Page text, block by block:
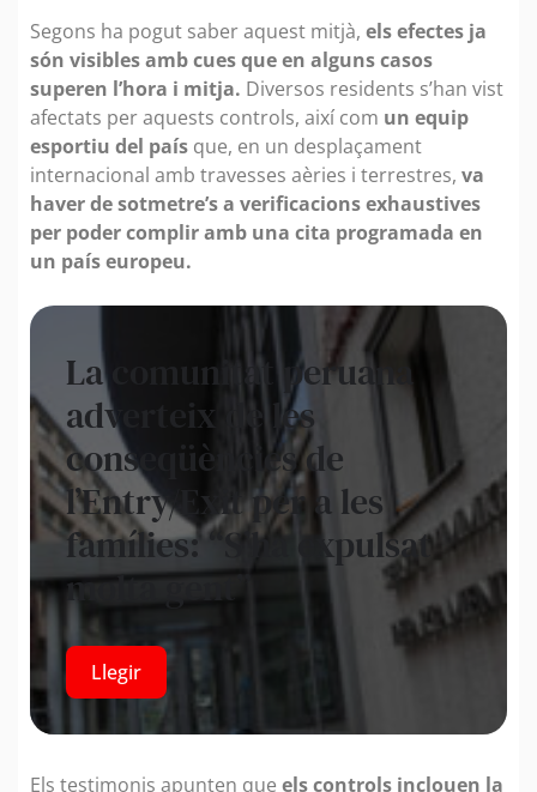
Segons ha pogut saber aquest mitjà, els efectes ja
són visibles amb cues que en alguns casos
superen l’hora i mitja. Diversos residents s’han vist
afectats per aquests controls, així com un equip
esportiu del país que, en un desplaçament
internacional amb travesses aèries i terrestres, va
haver de sotmetre’s a verificacions exhaustives
per poder complir amb una cita programada en
un país europeu.
La comunitat peruana
adverteix de les
conseqüències de
l’Entry/Exit per a les
famílies: “S’ha expulsat
molta gent”
Llegir
Els testimonis apunten que els controls inclouen la